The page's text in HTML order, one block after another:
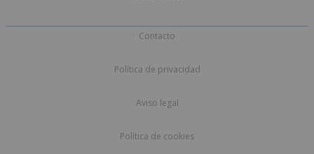
Contacto
Política de privacidad
Aviso legal
Política de cookies